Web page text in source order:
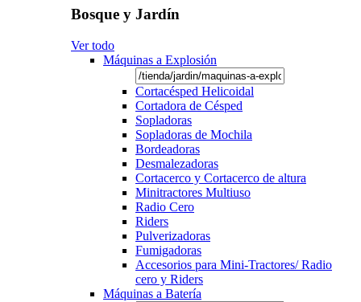
Bosque y Jardín
Ver todo
Máquinas a Explosión
Cortacésped Helicoidal
Cortadora de Césped
Sopladoras
Sopladoras de Mochila
Bordeadoras
Desmalezadoras
Cortacerco y Cortacerco de altura
Minitractores Multiuso
Radio Cero
Riders
Pulverizadoras
Fumigadoras
Accesorios para Mini-Tractores/ Radio
cero y Riders
Máquinas a Batería